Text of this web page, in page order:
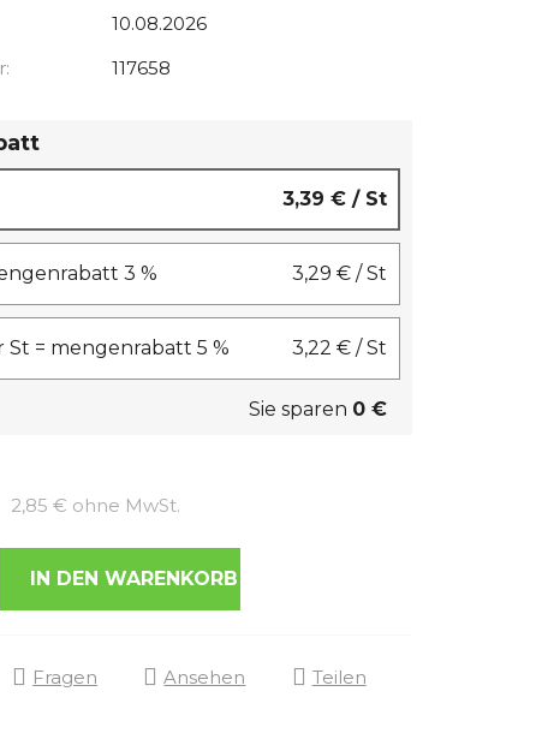
10.08.2026
117658
3,39 € / St
3 % 3,29 € / St
= mengenrabatt 5 % 3,22 € / St
Sie sparen 0 €
2,85 € ohne MwSt.
IN DEN WARENKORB
Fragen Ansehen Teilen